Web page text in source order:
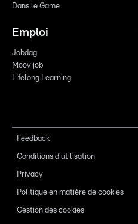
Dans le Game
Emploi
Jobdag
Moovijob
Lifelong Learning
Feedback
Conditions d'utilisation
Privacy
Politique en matière de cookies
Gestion des cookies